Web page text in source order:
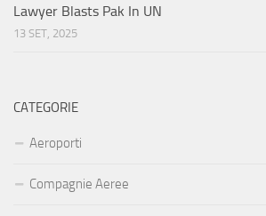
Lawyer Blasts Pak In UN
13 SET, 2025
CATEGORIE
Aeroporti
Compagnie Aeree